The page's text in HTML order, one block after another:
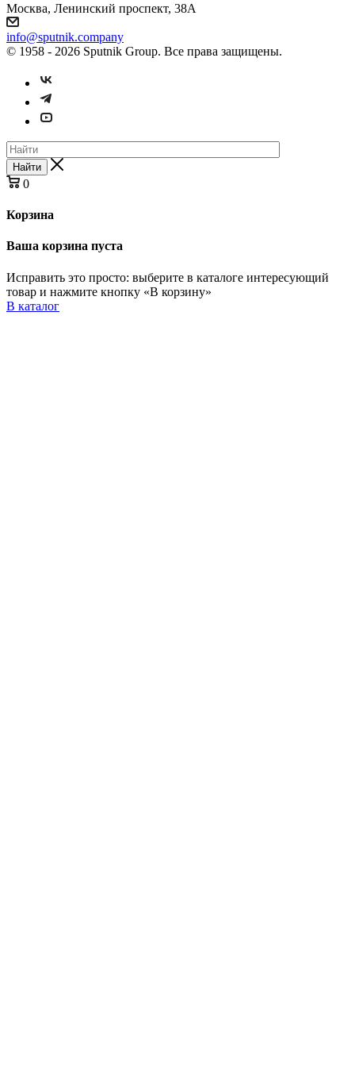
Москва, Ленинский проспект, 38А
info@sputnik.company
© 1958 - 2026 Sputnik Group. Все права защищены.
Найти
0
Корзина
Ваша корзина пуста
Исправить это просто: выберите в каталоге интересующий
товар и нажмите кнопку «В корзину»
В каталог